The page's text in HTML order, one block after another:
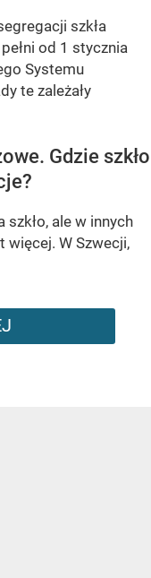
szkła
od 1 stycznia
Systemu
te zależały
Gdzie szkło
ale w innych
W Szwecji,